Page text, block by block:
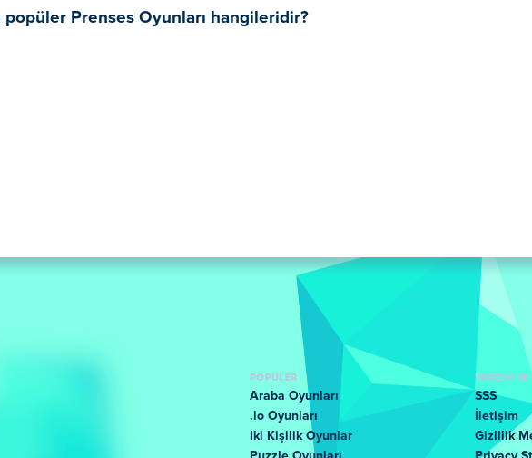
Prenses Oyunları hangileridir?
POPÜLER
Araba Oyunları
.io Oyunları
Iki Kişilik Oyunlar
YARDIM VE
SSS
İletişim
Gizlilik